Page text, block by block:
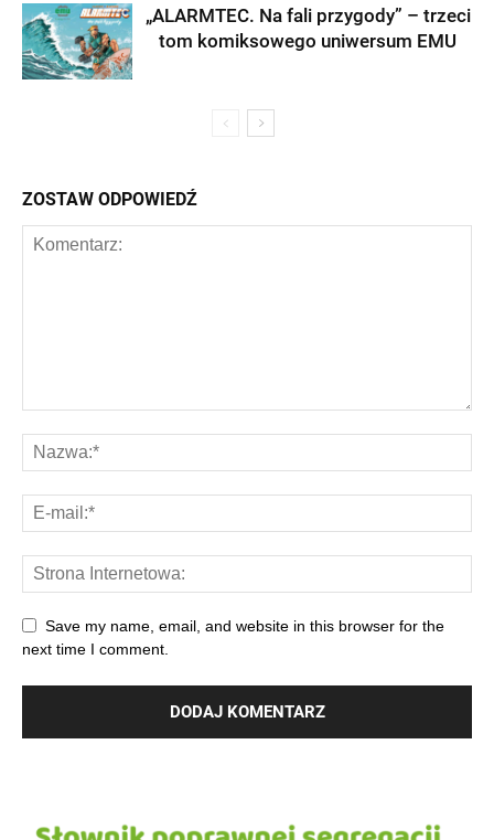
„ALARMTEC. Na fali przygody” – trzeci
tom komiksowego uniwersum EMU
ZOSTAW ODPOWIEDŹ
Save my name, email, and website in this browser for the
next time I comment.